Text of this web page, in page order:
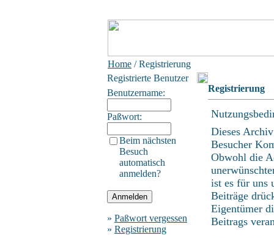
Home / Registrierung
Registrierte Benutzer
Benutzername:
Paßwort:
Beim nächsten
Besuch
automatisch
anmelden?
» Paßwort vergessen
» Registrierung
Registrierung
Dieses
Besucher
Obwohl die
ist es für uns
Beiträge
Eigentümer
Beitrags